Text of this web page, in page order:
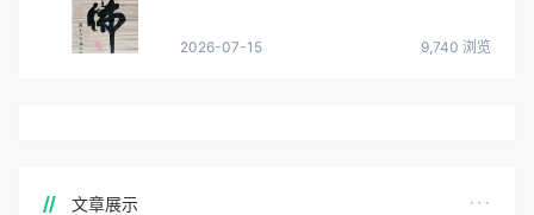
2026-07-15 9,740 浏览
文章展示